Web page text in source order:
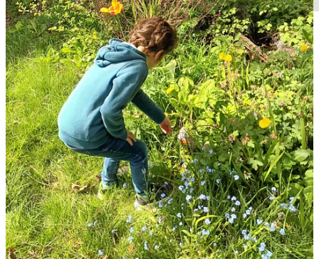
Dear Doodle Diary: Le Substack de l’illustratrice britannique Lizzy
Metcalfe. Elle y partage ses trouvailles, son quotidien. Son dessin est
pétillant, joyeux et plein de vie. J’aime beaucoup lire son Substack
et suivre son travail.